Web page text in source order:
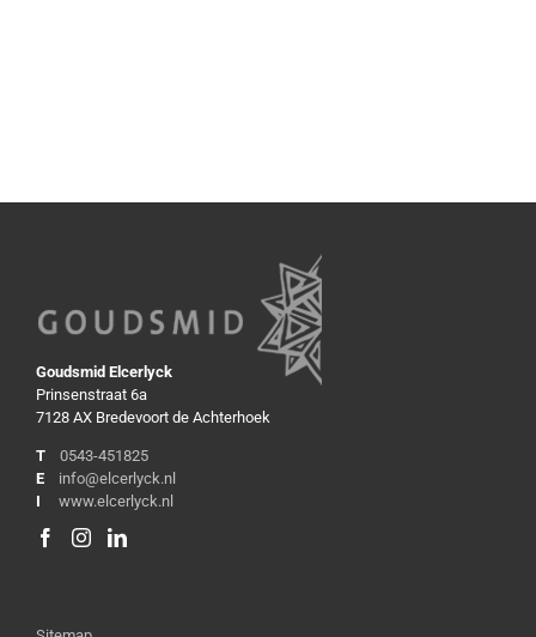
Goudsmid Elcerlyck
Prinsenstraat 6a
7128 AX Bredevoort de Achterhoek
T
0543-451825
E
info@elcerlyck.nl
I
www.elcerlyck.nl